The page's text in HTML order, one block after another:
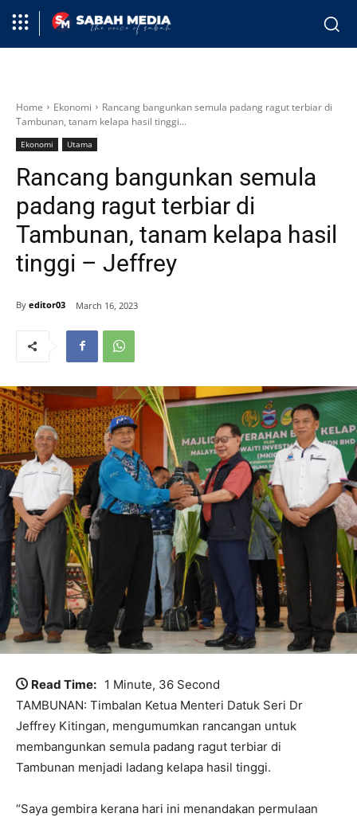
Home Ekonomi
Rancang bangunkan semula padang ragut terbiar di
Tambunan, tanam kelapa hasil tinggi...
Ekonomi Utama
Rancang bangunkan semula
padang ragut terbiar di
Tambunan, tanam kelapa hasil
tinggi – Jeffrey
By editor03 March 16, 2023
Read Time: 1 Minute, 36 Second
TAMBUNAN: Timbalan Ketua Menteri Datuk Seri Dr
Jeffrey Kitingan, mengumumkan rancangan untuk
membangunkan semula padang ragut terbiar di
Tambunan menjadi ladang kelapa hasil tinggi.
“Saya gembira kerana hari ini menandakan permulaan